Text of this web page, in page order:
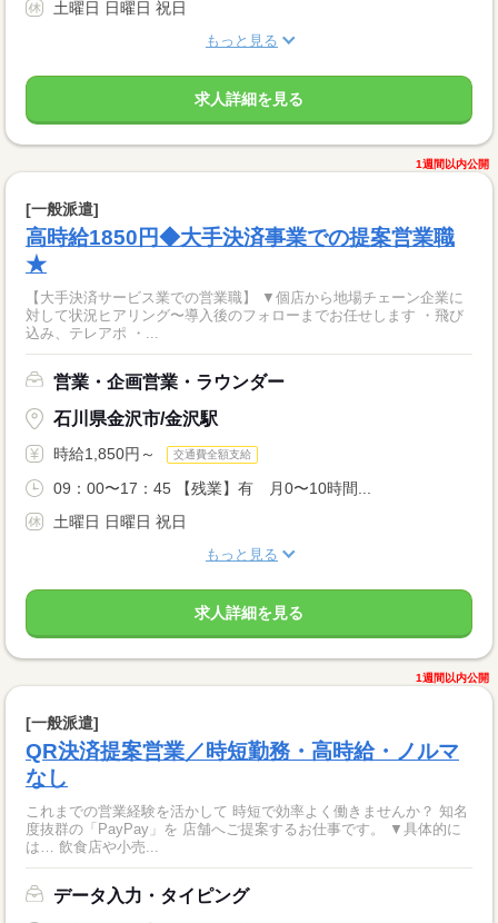
土曜日 日曜日 祝日
もっと見る
求人詳細を見る
1週間以内公開
[一般派遣]
高時給1850円◆大手決済事業での提案営業職
★
【大手決済サービス業での営業職】 ▼個店から地場チェーン企業に
対して状況ヒアリング〜導入後のフォローまでお任せします ・飛び
込み、テレアポ ・...
営業・企画営業・ラウンダー
石川県金沢市/金沢駅
時給1,850円～ 交通費全額支給
09：00〜17：45 【残業】有 月0〜10時間...
土曜日 日曜日 祝日
もっと見る
求人詳細を見る
1週間以内公開
[一般派遣]
QR決済提案営業／時短勤務・高時給・ノルマ
なし
これまでの営業経験を活かして 時短で効率よく働きませんか？ 知名
度抜群の「PayPay」を 店舗へご提案するお仕事です。 ▼具体的に
は… 飲食店や小売...
データ入力・タイピング